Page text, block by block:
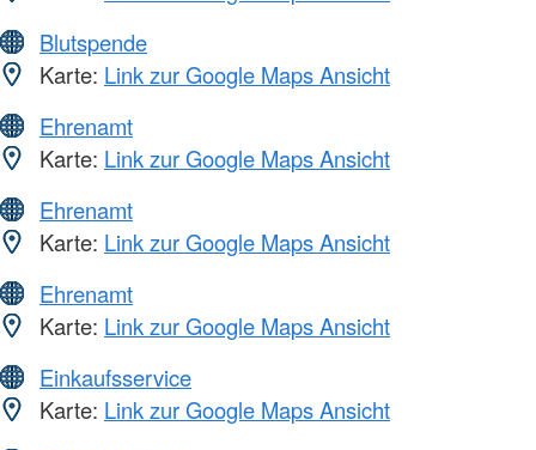
Blutspende
Karte: Link zur Google Maps Ansicht
Ehrenamt
Karte: Link zur Google Maps Ansicht
Ehrenamt
Karte: Link zur Google Maps Ansicht
Ehrenamt
Karte: Link zur Google Maps Ansicht
Einkaufsservice
Karte: Link zur Google Maps Ansicht